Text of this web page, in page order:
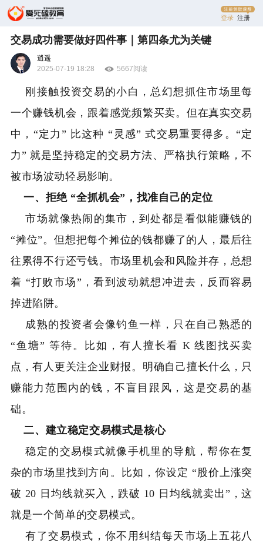
登录 注册
交易成功需要做好四件事｜第四条尤为关键
逍遥
2025-07-19 18:28
5667阅读
刚接触投资交易的小白，总幻想抓住市场里每
一个赚钱机会，跟着感觉频繁买卖。但在真实交易
中，“定力” 比这种 “灵感” 式交易重要得多。“定
力” 就是坚持稳定的交易方法、严格执行策略，不
被市场波动轻易影响。
一、拒绝 “全抓机会”，找准自己的定位
市场就像热闹的集市，到处都是看似能赚钱的
“摊位”。但想把每个摊位的钱都赚了的人，最后往
往累得不行还亏钱。市场里机会和风险并存，总想
着 “打败市场”，看到波动就想冲进去，反而容易
掉进陷阱。
成熟的投资者会像钓鱼一样，只在自己熟悉的
“鱼塘” 等待。比如，有人擅长看 K 线图找买卖
点，有人更关注企业财报。明确自己擅长什么，只
赚能力范围内的钱，不盲目跟风，这是交易的基
础。
二、建立稳定交易模式是核心
稳定的交易模式就像手机里的导航，帮你在复
杂的市场里找到方向。比如，你设定 “股价上涨突
破 20 日均线就买入，跌破 10 日均线就卖出”，这
就是一个简单的交易模式。
有了交易模式，你不用纠结每天市场上五花八